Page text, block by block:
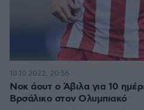
Νοκ άουτ ο Άβιλα για 10
Βρσάλικο στον Ολυμπιακό
10.10.2022, 20:56